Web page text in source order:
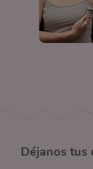
Déjanos tus